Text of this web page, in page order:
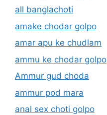
all banglachoti
amake chodar golpo
amar apu ke chudlam
ammu ke chodar golpo
Ammur gud choda
ammur pod mara
anal sex choti golpo